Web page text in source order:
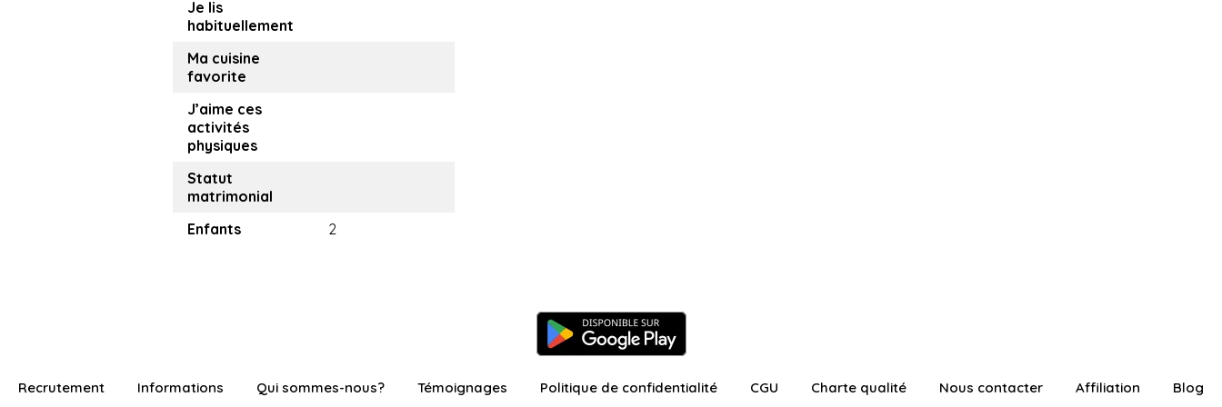
Je lis
habituellement
Ma cuisine
favorite
J’aime ces
activités
physiques
Statut
matrimonial
Enfants
2
Recrutement Informations Qui sommes-nous? Témoignages Politique de confidentialité CGU Charte qualité Nous contacter Affiliation Blog